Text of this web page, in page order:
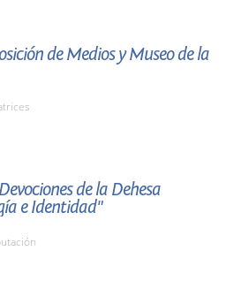
de Medios y Museo de la
de la Dehesa
e Identidad"